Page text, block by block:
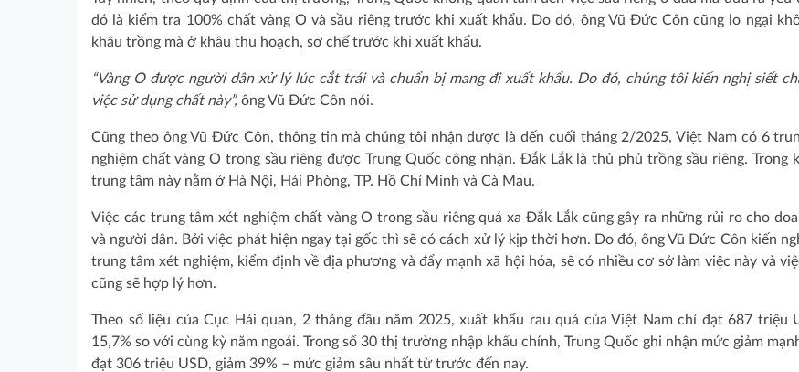
đó là kiểm tra 100% chất vàng O và sầu riêng trước khi xuất khẩu. Do đó, ông Vũ Đức Côn cũng lo ngại
khâu trồng mà ở khâu thu hoạch, sơ chế trước khi xuất khẩu.
“Vàng O được người dân xử lý lúc cắt trái và chuẩn bị mang đi xuất khẩu. Do đó, chúng tôi kiến nghị siết
việc sử dụng chất này”, ông Vũ Đức Côn nói.
Cũng theo ông Vũ Đức Côn, thông tin mà chúng tôi nhận được là đến cuối tháng 2/2025, Việt Nam có 6
nghiệm chất vàng O trong sầu riêng được Trung Quốc công nhận. Đắk Lắk là thủ phủ trồng sầu riêng. Trong
trung tâm này nằm ở Hà Nội, Hải Phòng, TP. Hồ Chí Minh và Cà Mau.
Việc các trung tâm xét nghiệm chất vàng O trong sầu riêng quá xa Đắk Lắk cũng gây ra những rủi ro cho
và người dân. Bởi việc phát hiện ngay tại gốc thì sẽ có cách xử lý kịp thời hơn. Do đó, ông Vũ Đức Côn kiến
trung tâm xét nghiệm, kiểm định về địa phương và đẩy mạnh xã hội hóa, sẽ có nhiều cơ sở làm việc này và
cũng sẽ hợp lý hơn.
Theo số liệu của Cục Hải quan, 2 tháng đầu năm 2025, xuất khẩu rau quả của Việt Nam chỉ đạt 687 triệu
15,7% so với cùng kỳ năm ngoái. Trong số 30 thị trường nhập khẩu chính, Trung Quốc ghi nhận mức giảm
đạt 306 triệu USD, giảm 39% – mức giảm sâu nhất từ trước đến nay.